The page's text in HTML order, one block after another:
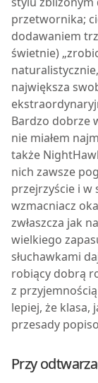
przetwornika;
dodawaniem
świetnie)
największa
Bardzo dobrze
nie miałem
także
nich zawsze
przejrzyście i w
wzmacniacz
zwłaszcza jak
wielkiego
słuchawkami
robiący dobrą
z
lepiej, że klasa,
przesady
Przy